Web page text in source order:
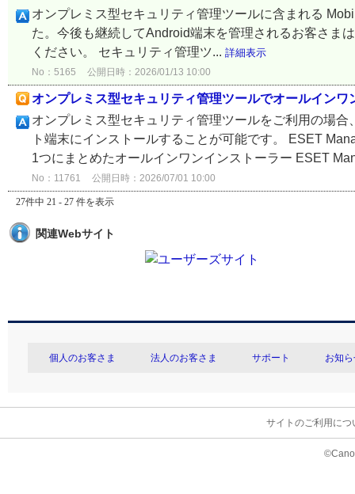
オンプレミス型セキュリティ管理ツールに含まれる
た。今後も継続してAndroid端末を管理されるお客さま
ください。 セキュリティ管理ツ... 詳細表示
No：5165 公開日時：2026/01/13 10:00
オンプレミス型セキュリティ管理ツールでオールイン
オンプレミス型セキュリティ管理ツールをご利用の場
ト端末にインストールすることが可能です。 ESET
1つにまとめたオールインワンインストーラー ESET
No：11761 公開日時：2026/07/01 10:00
27件中 21 - 27 件を表示
関連Webサイト
個人のお客さま 法人のお客さま サポート お知
サイトのご利用につ